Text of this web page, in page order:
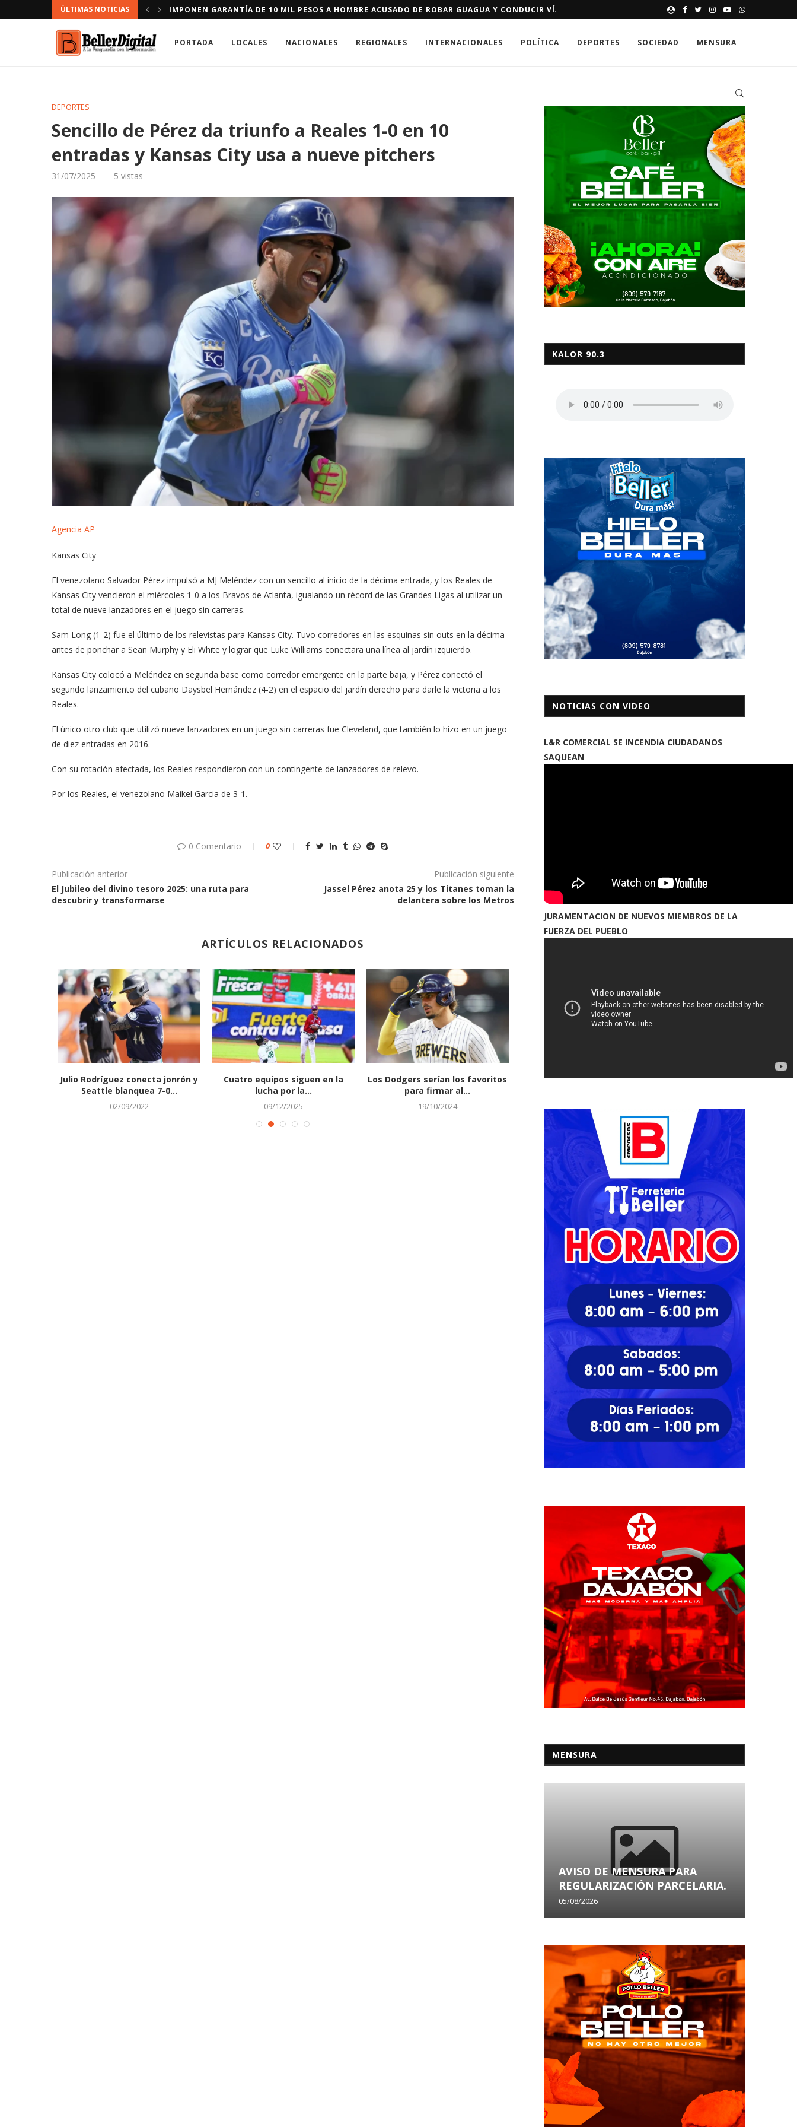
ÚLTIMAS NOTICIAS
VÍA CONTRARIA DOMINICANOS A LOS QUE SE LES NIEGUE RESIDENCIA DE EEUU PODRÁN PAGAR FIANZA DE HASTA 250,000 DÓLARES MEMORIAS DE UNA SONRISA
PORTADA LOCALES NACIONALES REGIONALES INTERNACIONALES POLÍTICA DEPORTES SOCIEDAD MENSURA
DEPORTES
Sencillo de Pérez da triunfo a Reales 1-0 en 10
entradas y Kansas City usa a nueve pitchers
31/07/2025 5 vistas
Agencia AP
Kansas City
El venezolano Salvador Pérez impulsó a MJ Meléndez con un sencillo al inicio de la décima entrada, y los Reales de
Kansas City vencieron el miércoles 1-0 a los Bravos de Atlanta, igualando un récord de las Grandes Ligas al utilizar un
total de nueve lanzadores en el juego sin carreras.
Sam Long (1-2) fue el último de los relevistas para Kansas City. Tuvo corredores en las esquinas sin outs en la décima
antes de ponchar a Sean Murphy y Eli White y lograr que Luke Williams conectara una línea al jardín izquierdo.
Kansas City colocó a Meléndez en segunda base como corredor emergente en la parte baja, y Pérez conectó el
segundo lanzamiento del cubano Daysbel Hernández (4-2) en el espacio del jardín derecho para darle la victoria a los
Reales.
El único otro club que utilizó nueve lanzadores en un juego sin carreras fue Cleveland, que también lo hizo en un juego
de diez entradas en 2016.
Con su rotación afectada, los Reales respondieron con un contingente de lanzadores de relevo.
Por los Reales, el venezolano Maikel Garcia de 3-1.
0 Comentario 0
Publicación anterior
El Jubileo del divino tesoro 2025: una ruta para
descubrir y transformarse
Publicación siguiente
Jassel Pérez anota 25 y los Titanes toman la
delantera sobre los Metros
ARTÍCULOS RELACIONADOS
Julio Rodríguez conecta jonrón y
Seattle blanquea 7-0...
02/09/2022
Cuatro equipos siguen en la
lucha por la...
09/12/2025
Los Dodgers serían los favoritos
para firmar al...
19/10/2024
Ché García debe hacer “magia”
Con 4 hijos y 32 años,
KALOR 90.3
NOTICIAS CON VIDEO
L&R COMERCIAL SE INCENDIA CIUDADANOS
SAQUEAN
JURAMENTACION DE NUEVOS MIEMBROS DE LA
FUERZA DEL PUEBLO
MENSURA
AVISO DE MENSURA PARA
REGULARIZACIÓN PARCELARIA.
05/08/2026